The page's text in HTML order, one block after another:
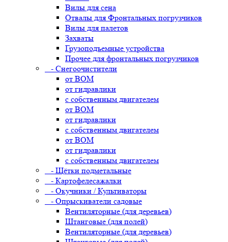
Вилы для сена
Отвалы для Фронтальных погрузчиков
Вилы для палетов
Захваты
Грузоподъемные устройства
Прочее для фронтальных погрузчиков
- Снегоочистители
от ВОМ
от гидравлики
с собственным двигателем
от ВОМ
от гидравлики
с собственным двигателем
от ВОМ
от гидравлики
с собственным двигателем
- Щётки подметальные
- Картофелесажалки
- Окучники / Культиваторы
- Опрыскиватели садовые
Вентиляторные (для деревьев)
Штанговые (для полей)
Вентиляторные (для деревьев)